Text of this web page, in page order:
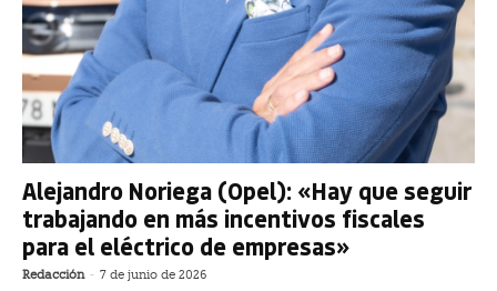
Alejandro Noriega (Opel): «Hay que seguir
trabajando en más incentivos fiscales
para el eléctrico de empresas»
Redacción - 7 de junio de 2026